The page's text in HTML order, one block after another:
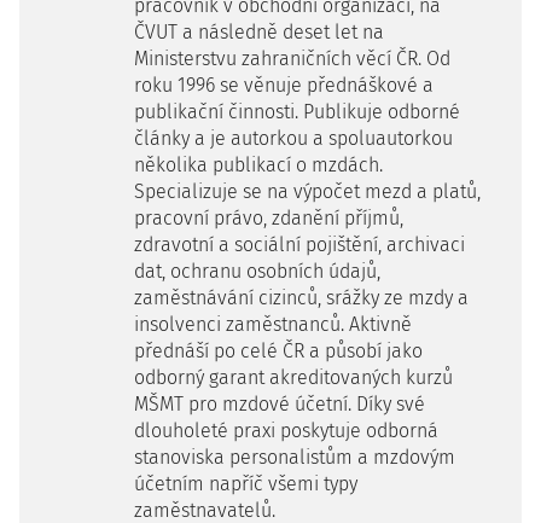
pracovník v obchodní organizaci, na
ČVUT a následně deset let na
Ministerstvu zahraničních věcí ČR. Od
roku 1996 se věnuje přednáškové a
publikační činnosti. Publikuje odborné
články a je autorkou a spoluautorkou
několika publikací o mzdách.
Specializuje se na výpočet mezd a platů,
pracovní právo, zdanění příjmů,
zdravotní a sociální pojištění, archivaci
dat, ochranu osobních údajů,
zaměstnávání cizinců, srážky ze mzdy a
insolvenci zaměstnanců. Aktivně
přednáší po celé ČR a působí jako
odborný garant akreditovaných kurzů
MŠMT pro mzdové účetní. Díky své
dlouholeté praxi poskytuje odborná
stanoviska personalistům a mzdovým
účetním napříč všemi typy
zaměstnavatelů.